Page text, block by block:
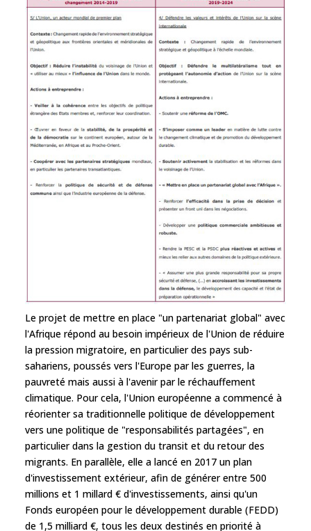
Le projet de mettre en place "un partenariat global" avec
l'Afrique répond au besoin impérieux de l'Union de réduire
la pression migratoire, en particulier des pays sub-
sahariens, poussés vers l'Europe par les guerres, la
pauvreté mais aussi à l'avenir par le réchauffement
climatique. Pour cela, l'Union européenne a commencé à
réorienter sa traditionnelle politique de développement
vers une politique de "responsabilités partagées", en
particulier dans la gestion du transit et du retour des
migrants. En parallèle, elle a lancé en 2017 un plan
d'investissement extérieur, afin de générer entre 500
millions et 1 millard € d'investissements, ainsi qu'un
Fonds européen pour le développement durable (FEDD)
de 1,5 milliard €, tous les deux destinés en priorité à